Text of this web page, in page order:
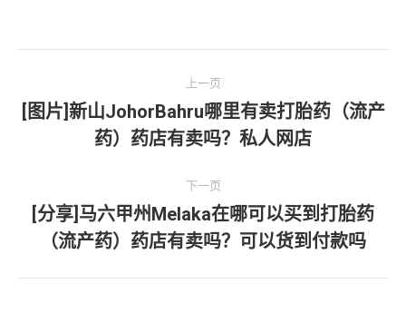
章
上一页
上
一
[图片]新山JohorBahru哪里有卖打胎药（流产
药）药店有卖吗？私人网店
下一页
下
一
文
[分享]马六甲州Melaka在哪可以买到打胎药
（流产药）药店有卖吗？可以货到付款吗